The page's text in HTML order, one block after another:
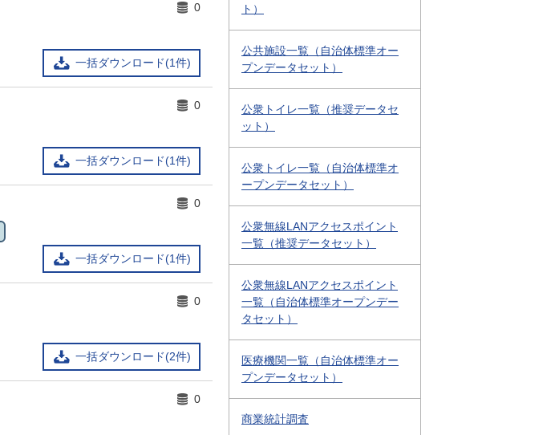
一括ダウンロード(1件)
0
一括ダウンロード(1件)
0
一括ダウンロード(1件)
0
一括ダウンロード(2件)
0
0
ト）
公共施設一覧（自治体標準オー
プンデータセット）
公衆トイレ一覧（推奨データセ
ット）
公衆トイレ一覧（自治体標準オ
ープンデータセット）
公衆無線LANアクセスポイント
一覧（推奨データセット）
公衆無線LANアクセスポイント
一覧（自治体標準オープンデー
タセット）
医療機関一覧（自治体標準オー
プンデータセット）
商業統計調査